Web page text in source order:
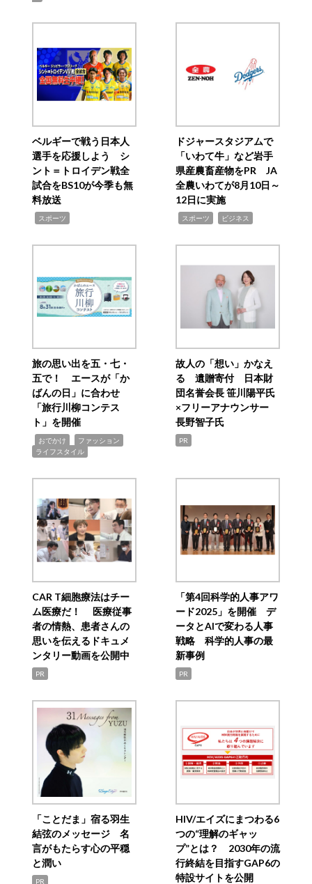
ベルギーで戦う日本人
選手を応援しよう シ
ント＝トロイデン戦全
試合をBS10が今季も無
料放送
スポーツ
ドジャースタジアムで
「いわて牛」など岩手
県産農畜産物をPR JA
全農いわてが8月10日～
12日に実施
スポーツ ビジネス
旅の思い出を五・七・
五で！ エースが「か
ばんの日」に合わせ
「旅行川柳コンテス
ト」を開催
おでかけ ファッション
ライフスタイル
故人の「想い」かなえ
る 遺贈寄付 日本財
団名誉会長 笹川陽平氏
×フリーアナウンサー
長野智子氏
PR
CAR T細胞療法はチー
ム医療だ！ 医療従事
者の情熱、患者さんの
思いを伝えるドキュメ
ンタリー動画を公開中
PR
「第4回科学的人事アワ
ード2025」を開催 デ
ータとAIで変わる人事
戦略 科学的人事の最
新事例
PR
「ことだま」宿る羽生
結弦のメッセージ 名
言がもたらす心の平穏
と潤い
PR
HIV/エイズにまつわる6
つの“理解のギャッ
プ”とは？ 2030年の流
行終結を目指すGAP6の
特設サイトを公開